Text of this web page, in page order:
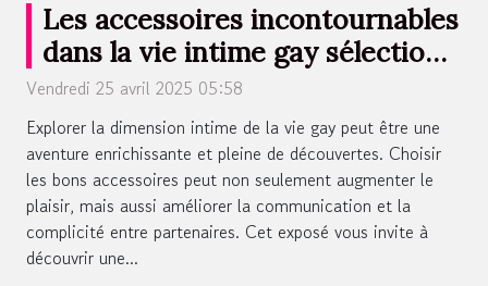
Les accessoires incontournables
dans la vie intime gay sélection
et conseils d'utilisation
Vendredi 25 avril 2025 05:58
Explorer la dimension intime de la vie gay peut être une
aventure enrichissante et pleine de découvertes. Choisir
les bons accessoires peut non seulement augmenter le
plaisir, mais aussi améliorer la communication et la
complicité entre partenaires. Cet exposé vous invite à
découvrir une...